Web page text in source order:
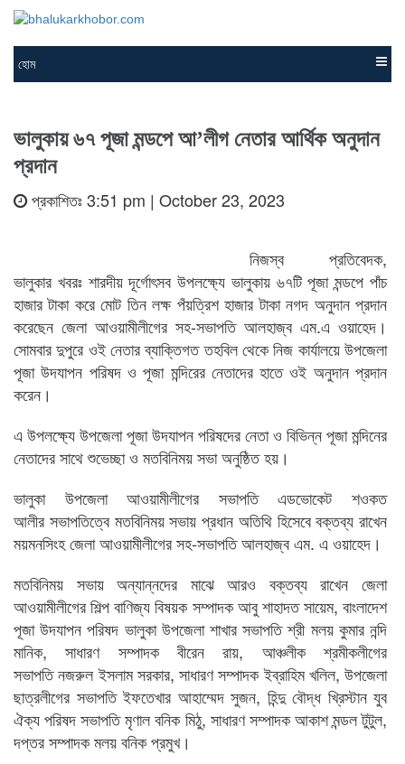
হোম
ভালুকায় ৬৭ পূজা মন্ডপে আ’লীগ নেতার আর্থিক অনুদান
প্রদান
প্রকাশিতঃ 3:51 pm | October 23, 2023
নিজস্ব প্রতিবেদক,
ভালুকার খবরঃ শারদীয় দূর্গোৎসব উপলক্ষ্যে ভালুকায় ৬৭টি পূজা মন্ডপে পাঁচ
হাজার টাকা করে মোট তিন লক্ষ পঁয়ত্রিশ হাজার টাকা নগদ অনুদান প্রদান
করেছেন জেলা আওয়ামীলীগের সহ-সভাপতি আলহাজ্ব এম.এ ওয়াহেদ।
সোমবার দুপুরে ওই নেতার ব্যাক্তিগত তহবিল থেকে নিজ কার্যালয়ে উপজেলা
পূজা উদযাপন পরিষদ ও পূজা মন্দিরের নেতাদের হাতে ওই অনুদান প্রদান
করেন।
এ উপলক্ষ্যে উপজেলা পূজা উদযাপন পরিষদের নেতা ও বিভিন্ন পূজা মন্দিনের
নেতাদের সাথে শুভেচ্ছা ও মতবিনিময় সভা অনুষ্ঠিত হয়।
ভালুকা উপজেলা আওয়ামীলীগের সভাপতি এডভোকেট শওকত
আলীর সভাপতিত্বে মতবিনিময় সভায় প্রধান অতিথি হিসেবে বক্তব্য রাখেন
ময়মনসিংহ জেলা আওয়ামীলীগের সহ-সভাপতি আলহাজ্ব এম. এ ওয়াহেদ।
মতবিনিময় সভায় অন্যান্নদের মাঝে আরও বক্তব্য রাখেন জেলা
আওয়ামীলীগের শিল্প বাণিজ্য বিষয়ক সম্পাদক আবু শাহাদত সায়েম, বাংলাদেশ
পূজা উদযাপন পরিষদ ভালুকা উপজেলা শাখার সভাপতি শ্রী মলয় কুমার নন্দি
মানিক, সাধারণ সম্পাদক বীরেন রায়, আঞ্চলীক শ্রমীকলীগের
সভাপতি নজরুল ইসলাম সরকার, সাধারণ সম্পাদক ইব্রাহিম খলিল, উপজেলা
ছাত্রলীগের সভাপতি ইফতেখার আহাম্মেদ সুজন, হিন্দু বৌদ্ধ খ্রিস্টান যুব
ঐক্য পরিষদ সভাপতি মৃণাল বনিক মিঠু, সাধারণ সম্পাদক আকাশ মন্ডল টুটুল,
দপ্তর সম্পাদক মলয় বনিক প্রমুখ।